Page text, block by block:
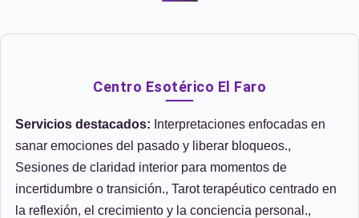
Centro Esotérico El Faro
Servicios destacados: Interpretaciones enfocadas en
sanar emociones del pasado y liberar bloqueos.,
Sesiones de claridad interior para momentos de
incertidumbre o transición., Tarot terapéutico centrado en
la reflexión, el crecimiento y la conciencia personal.,